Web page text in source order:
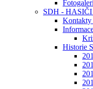
SDH -
Historie